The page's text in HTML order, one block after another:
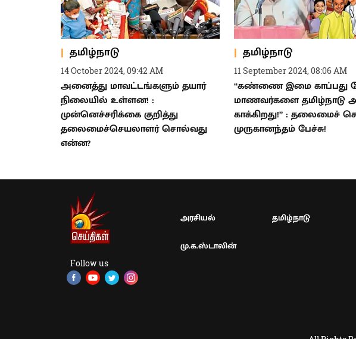
தமிழ்நாடு
14 October 2024, 09:42 AM
அனைத்து மாவட்டங்களும் தயார்
நிலையில் உள்ளன! :
முன்னெச்சரிக்கை குறித்து
தலைமைச்செயலாளர் சொல்வது
என்ன?
தமிழ்நாடு
11 September 2024, 08:06 AM
“கண்ணை இமை காப்பது
மாணவர்களை தமிழ்நாடு
காக்கிறது!” : தலைமைச்
முருகானந்தம் பேச்சு!
Follow us
அரசியல் தமிழ்நாடு
மு.க.ஸ்டாலின்